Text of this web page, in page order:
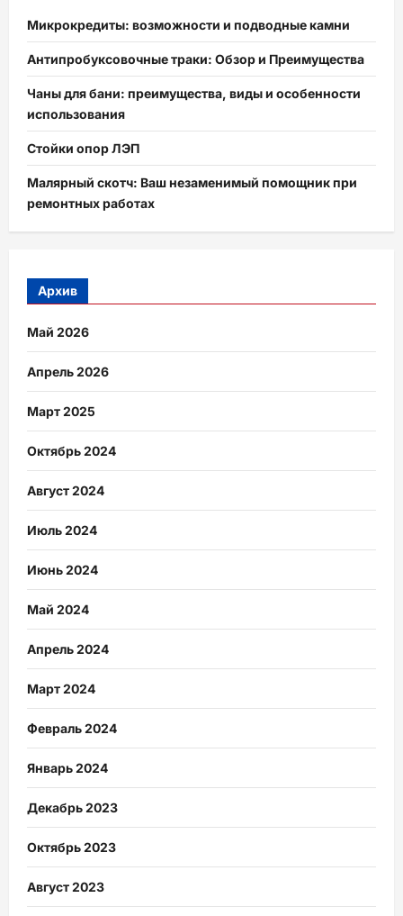
Микрокредиты: возможности и подводные камни
Антипробуксовочные траки: Обзор и Преимущества
Чаны для бани: преимущества, виды и особенности
использования
Стойки опор ЛЭП
Малярный скотч: Ваш незаменимый помощник при
ремонтных работах
Архив
Май 2026
Апрель 2026
Март 2025
Октябрь 2024
Август 2024
Июль 2024
Июнь 2024
Май 2024
Апрель 2024
Март 2024
Февраль 2024
Январь 2024
Декабрь 2023
Октябрь 2023
Август 2023